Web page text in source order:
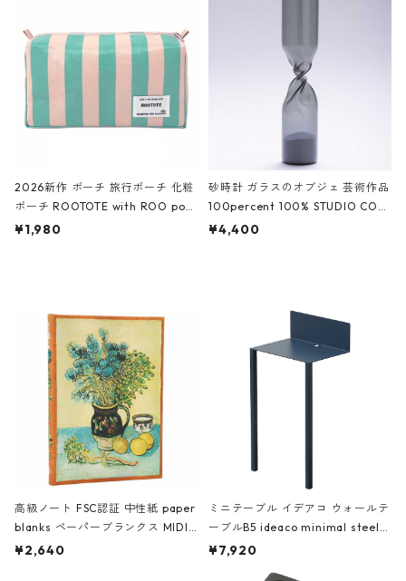
ーガンディー、オフホワイト
2026新作 ポーチ 旅行ポーチ 化粧
ポーチ ROOTOTE with ROO pou
ch 3532 ルートート WR.ポーチ.ラ
¥1,980
砂時計 ガラスのオブジェ 芸術作品
100percent 100% STUDIO COH
AKU Timeless 100パーセント ス
¥4,400
高級ノート FSC認証 中性紙 paper
blanks ペーパーブランクス MIDI
ハードカバー 罫線 ヴァン・ゴッホ
¥2,640
ミニテーブル イデアコ ウォールテ
ーブルB5 ideaco minimal steel f
urniture WALL Table B5 ネイビー
¥7,920